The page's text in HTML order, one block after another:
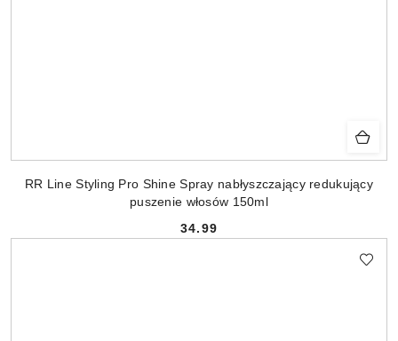
RR Line Styling Pro Shine Spray nabłyszczający redukujący
puszenie włosów 150ml
Cena:
34.99